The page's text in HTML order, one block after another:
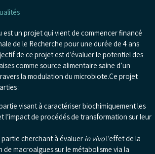
est un projet qui vient de commencer financé
de le Recherche pour une durée de 4 ans
de ce projet est d’évaluer le potentiel des
comme source alimentaire saine d’un
la modulation du microbiote.Ce projet
:
visant à caractériser biochimiquement les
l’impact de procédés de transformation sur leur
partie cherchant à évaluer in vivol’effet de la
de macroalgues sur le métabolisme via la